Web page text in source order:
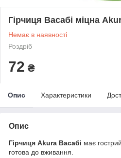
Гірчиця Васабі міцна
Немає в наявності
Роздріб
72 ₴
Опис Характеристики
Опис
Гірчиця Akura Васабі має
готова до вживання.